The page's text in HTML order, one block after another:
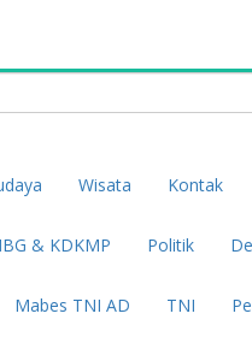
Wisata Kontak
& KDKMP Politik
Mabes TNI AD TNI